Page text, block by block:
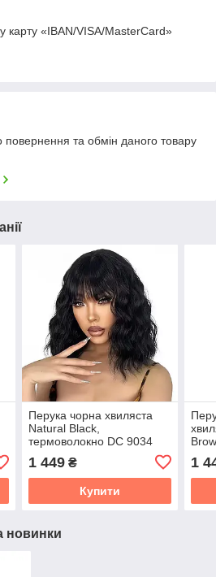
карту «IBAN/VISA/MasterCard»
та обмін даного товару
Перука чорна хвиляста
Natural Black,
термоволокно DC 9034
1 449₴
Купити
1
новинки